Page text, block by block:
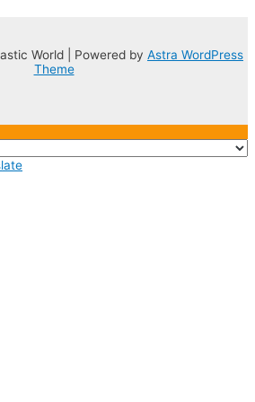
World | Powered by Astra WordPress
Theme